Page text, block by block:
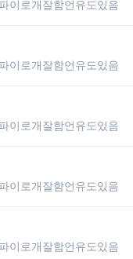
이로개잘함언유도있음
이로개잘함언유도있음
이로개잘함언유도있음
이로개잘함언유도있음
이로개잘함언유도있음